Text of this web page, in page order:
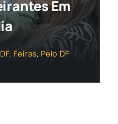
Em
, Feiras, Pelo DF